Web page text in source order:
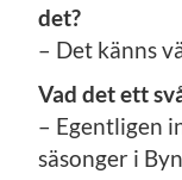
det?
– Det känns
Vad det ett
– Egentligen
säsonger i